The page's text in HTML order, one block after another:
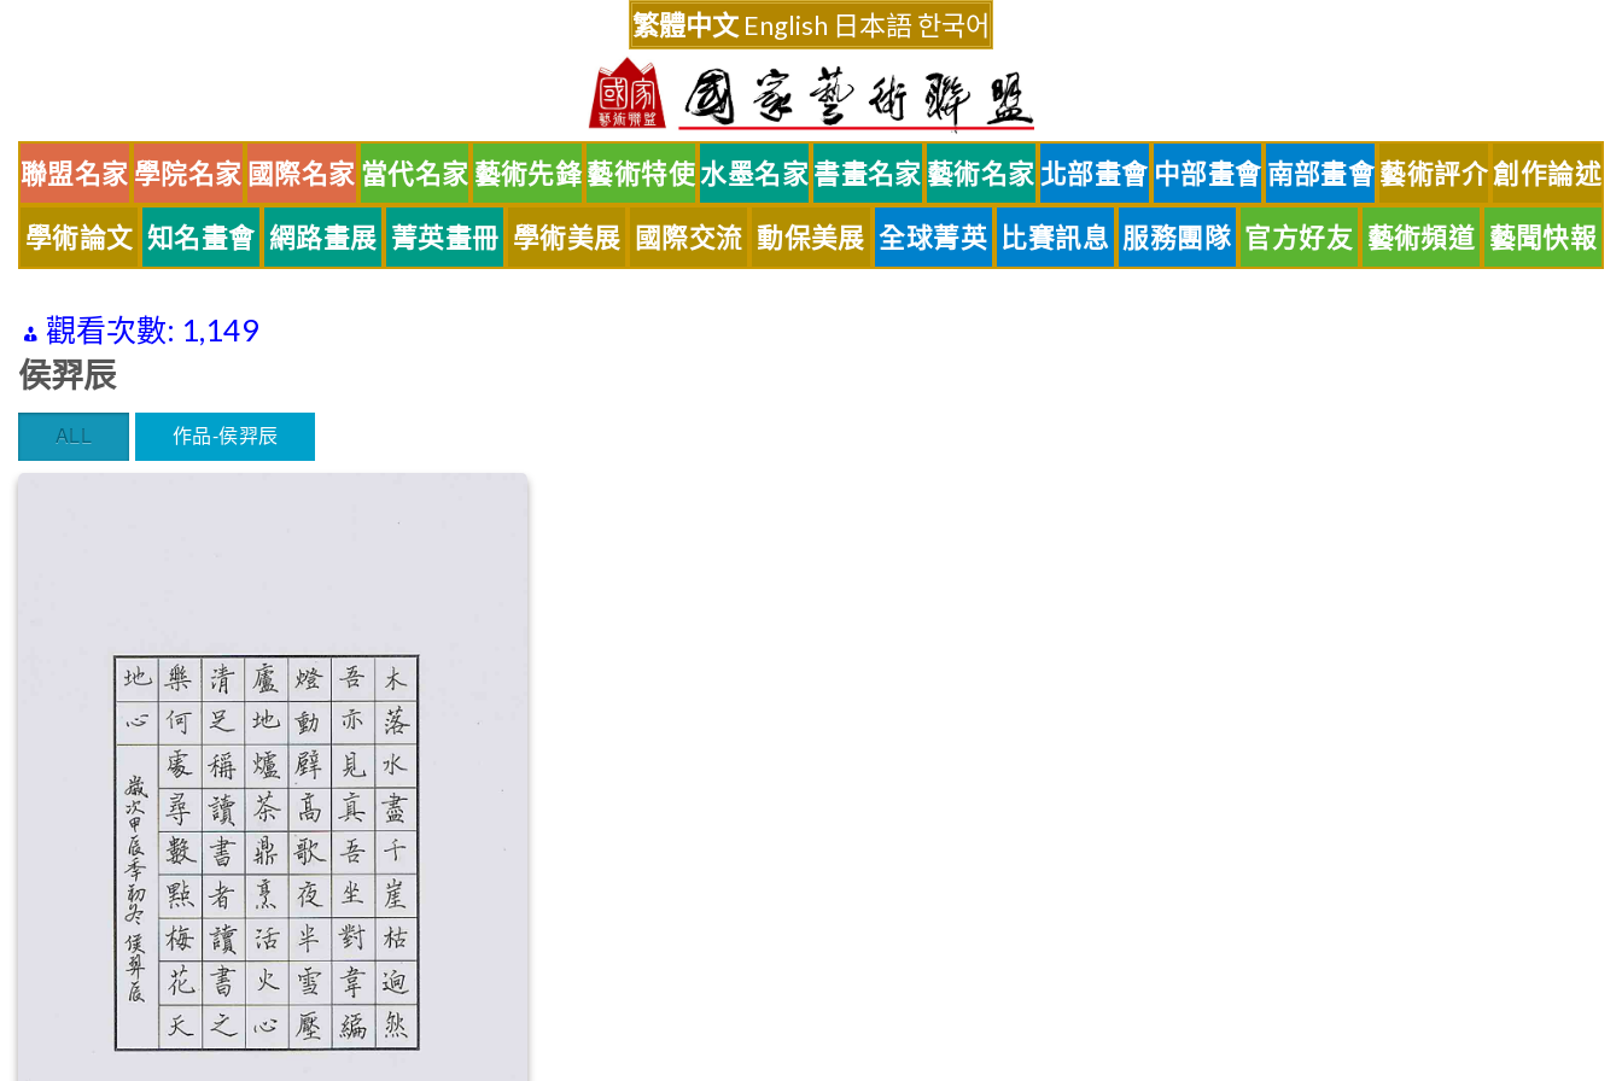
繁體中文 English 日本語한국어
聯盟名家 學院名家 國際名家 當代名家 藝術先鋒藝術特使水墨名家 書畫名家 藝術名家 北部畫會 中部畫會 南部畫會藝術評介創作論述
學術論文 知名畫會 網路畫展 菁英畫冊 學術美展 國際交流 動保美展 全球菁英 比賽訊息 服務團隊 官方好友 藝術頻道 藝聞快報
觀看次數: 1,149
侯羿辰
ALL 作品-侯羿辰